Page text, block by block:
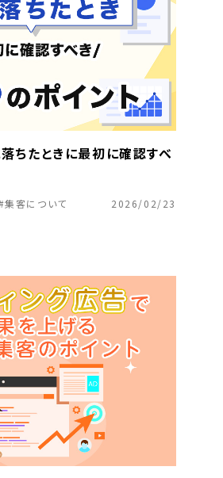
ちたときに最初に確認すべ
集客について
2026/02/23